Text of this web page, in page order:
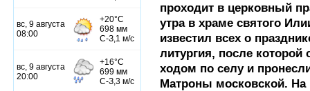
проходит в церковный
утра в храме святого
известил всех о
литургия, после
ходом по селу и
Матроны московской.